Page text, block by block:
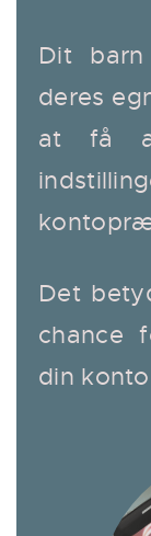
Dit
deres
at få
Det
chance
din